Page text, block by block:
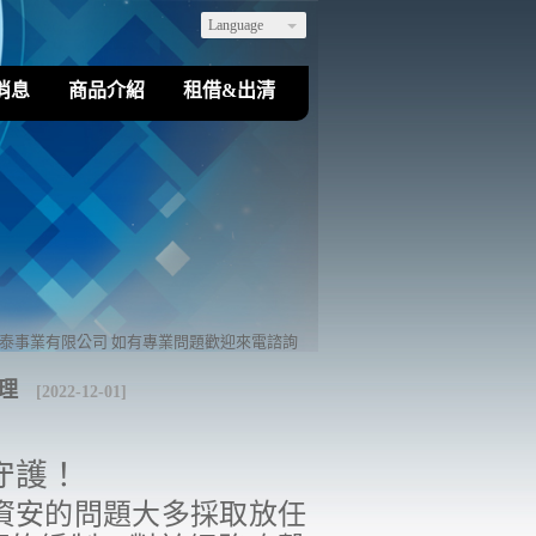
Language
息 商品介紹 租借&出清
限公司 如有專業問題歡迎來電諮詢
[2022-12-01]
！
安的問題大多採取放任